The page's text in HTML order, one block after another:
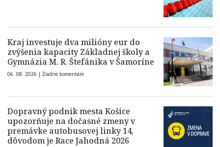
Kraj investuje dva milióny eur do
zvýšenia kapacity Základnej školy a
Gymnázia M. R. Štefánika v Šamoríne
06. 08. 2026 | Žiadne komentáre
Dopravný podnik mesta Košice
upozorňuje na dočasné zmeny v
premávke autobusovej linky 14,
dôvodom je Race Jahodná 2026